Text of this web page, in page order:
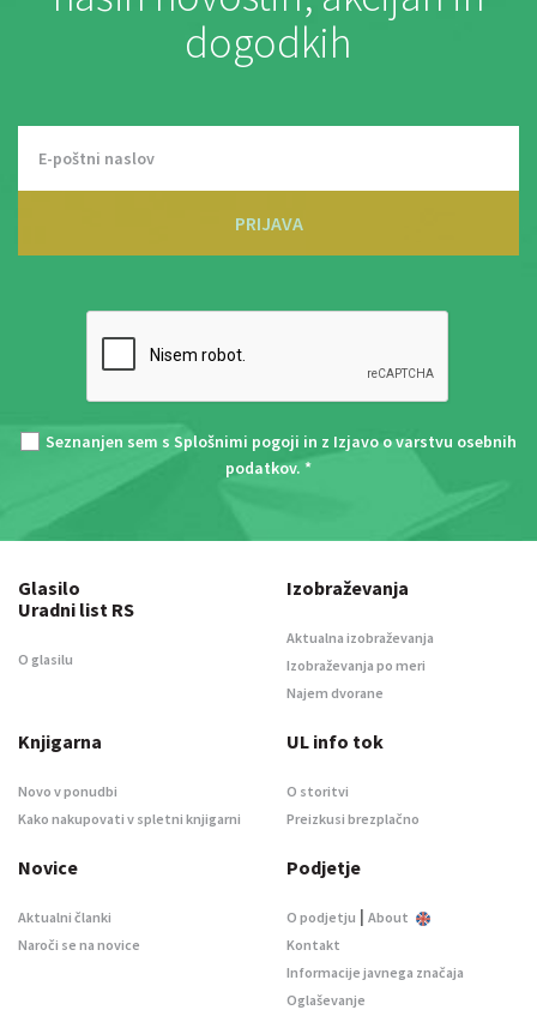
dogodkih
PRIJAVA
Seznanjen sem s Splošnimi pogoji in z Izjavo o varstvu osebnih
podatkov. *
Glasilo
Uradni list RS
O glasilu
Izobraževanja
Aktualna izobraževanja
Izobraževanja po meri
Najem dvorane
Knjigarna
Novo v ponudbi
Kako nakupovati v spletni knjigarni
UL info tok
O storitvi
Preizkusi brezplačno
Novice
Aktualni članki
Naroči se na novice
Podjetje
O podjetju | About
Kontakt
Informacije javnega značaja
Oglaševanje